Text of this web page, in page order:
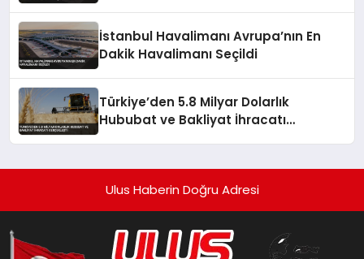
İstanbul Havalimanı Avrupa’nın En
Dakik Havalimanı Seçildi
Türkiye’den 5.8 Milyar Dolarlık
Hububat ve Bakliyat İhracatı
Ulus Haberin Doğru Adresi